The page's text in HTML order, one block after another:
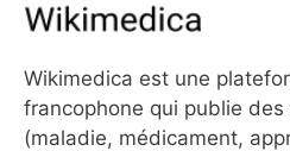
Wikimedica est une
francophone qui publie
(maladie, médicament,